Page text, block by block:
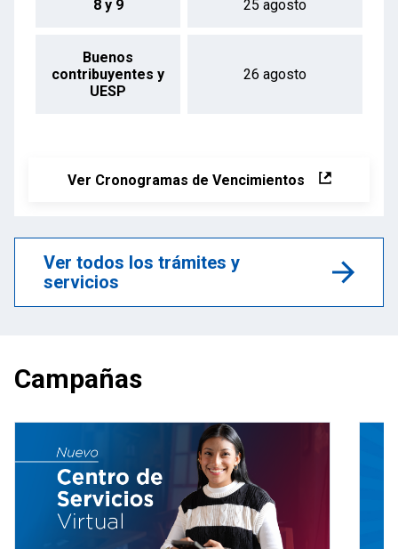
8 y 9 25 agosto
Buenos
contribuyentes y
UESP
26 agosto
Ver Cronogramas de Vencimientos
Ver todos los trámites y
servicios
Campañas